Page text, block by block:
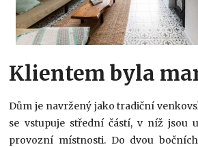
Klientem byla
Dům je navržený jako tradiční
se vstupuje střední částí, v níž jsou
provozní místnosti. Do dvou